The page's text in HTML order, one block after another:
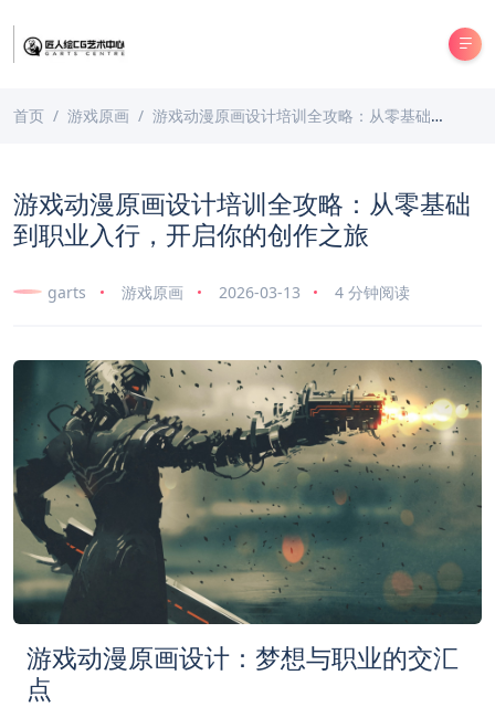
首页 游戏原画 游戏动漫原画设计培训全攻略：从零基础到职业入行，开启你的创作之旅
游戏动漫原画设计培训全攻略：从零基础
到职业入行，开启你的创作之旅
garts 游戏原画 2026-03-13 4 分钟阅读
游戏动漫原画设计：梦想与职业的交汇
点